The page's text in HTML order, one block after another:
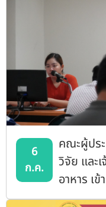
6
ก.ค.
คณะผู้ปร
วิจัย และ
อาหาร เ
ผลิต 1 แ